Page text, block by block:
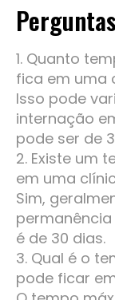
1. Quanto
fica em uma
Isso pode
internação
pode ser de
2. Existe um
em uma
Sim,
é de 30 dias.
3. Qual é o
pode ficar